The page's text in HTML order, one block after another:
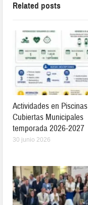
Related posts
Actividades en Piscinas
Cubiertas Municipales
temporada 2026-2027
30 junio 2026